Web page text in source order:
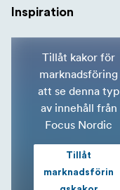
Inspiration
Tillåt kakor för
marknadsföring
att se denna typ
av innehåll från
Focus Nordic
Tillåt
marknadsförin